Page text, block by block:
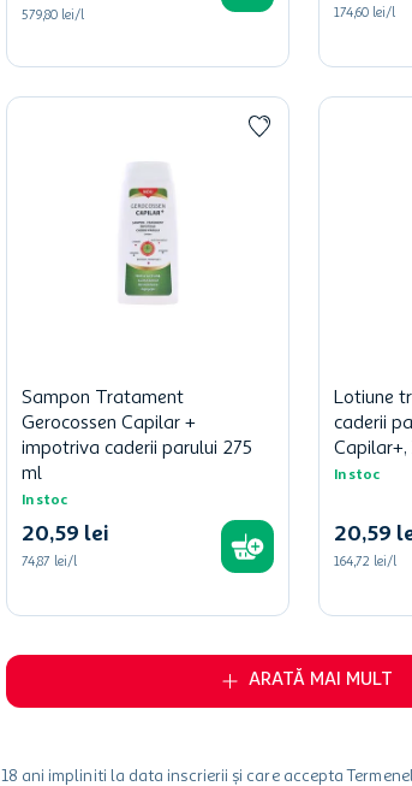
579,80 lei/l 174,60 lei/l
Sampon Tratament
Gerocossen Capilar +
impotriva caderii parului 275
ml
In stoc
20,59 lei
74,87 lei/l
Lotiune
caderii
Capilar+,
In stoc
20,59
164,72 lei/l
ARATĂ MAI MULT
ani impliniti la data inscrierii și care accepta